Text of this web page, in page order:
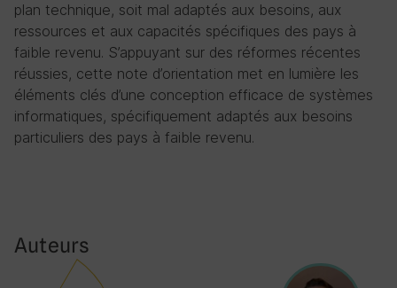
plan technique, soit mal adaptés aux besoins, aux
ressources et aux capacités spécifiques des pays à
faible revenu. S’appuyant sur des réformes récentes
réussies, cette note d’orientation met en lumière les
éléments clés d’une conception efficace de systèmes
informatiques, spécifiquement adaptés aux besoins
particuliers des pays à faible revenu.
Auteurs